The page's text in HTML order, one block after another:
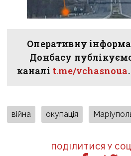
Оперативну
Донбасу
каналі t.me/vchasnoua
війна окупація
ПОДІЛИТИСЯ У